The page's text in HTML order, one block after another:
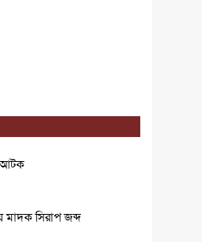
আটক
মাদক সিরাপ জব্দ